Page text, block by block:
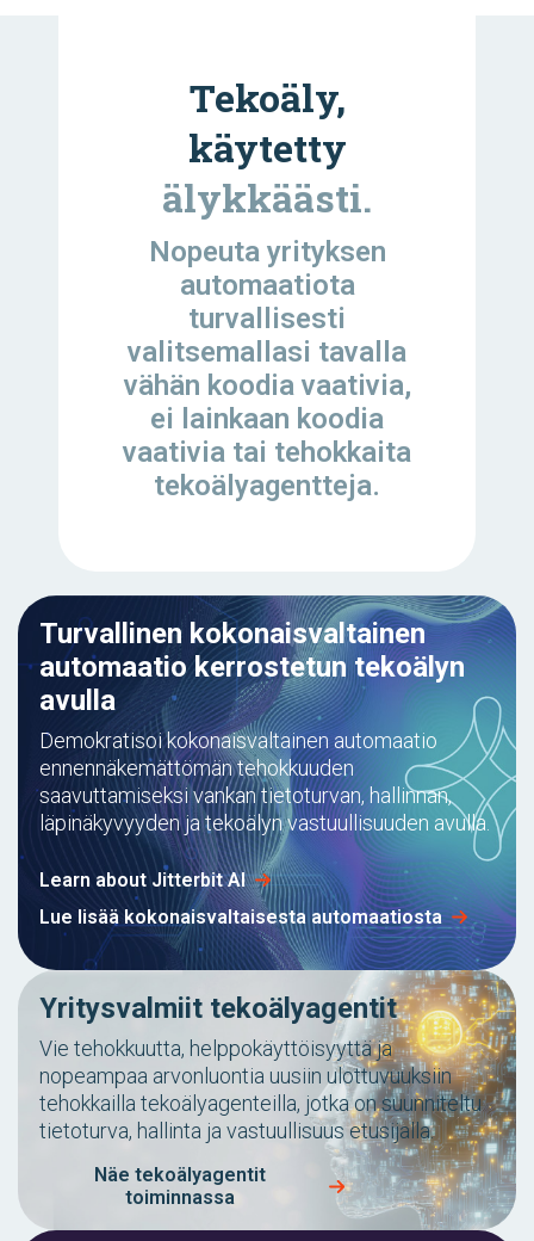
Tekoäly,
käytetty
älykkäästi.
Nopeuta yrityksen
automaatiota
turvallisesti
valitsemallasi tavalla
vähän koodia vaativia,
ei lainkaan koodia
vaativia tai tehokkaita
tekoälyagentteja.
Turvallinen kokonaisvaltainen
automaatio kerrostetun tekoälyn
avulla
Demokratisoi kokonaisvaltainen automaatio
ennennäkemättömän tehokkuuden
saavuttamiseksi vankan tietoturvan, hallinnan,
läpinäkyvyyden ja tekoälyn vastuullisuuden avulla.
Learn about Jitterbit AI
Lue lisää kokonaisvaltaisesta automaatiosta
Yritysvalmiit tekoälyagentit
Vie tehokkuutta, helppokäyttöisyyttä ja
nopeampaa arvonluontia uusiin ulottuvuuksiin
tehokkailla tekoälyagenteilla, jotka on suunniteltu
tietoturva, hallinta ja vastuullisuus etusijalla.
Näe tekoälyagentit
toiminnassa